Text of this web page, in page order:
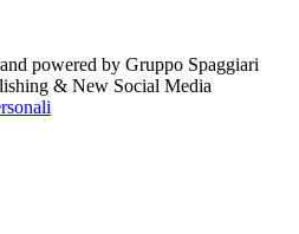
powered by Gruppo Spaggiari
& New Social Media